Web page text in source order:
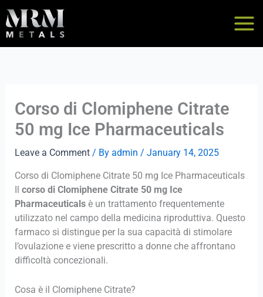
to
content
Corso di Clomiphene Citrate
50 mg Ice Pharmaceuticals
Leave a Comment / By admin / January 14, 2025
Corso di Clomiphene Citrate 50 mg Ice Pharmaceuticals
Il corso di Clomiphene Citrate 50 mg Ice
Pharmaceuticalsè un trattamento frequentemente
utilizzato nel campo della medicina riproduttiva. Questo
farmaco si distingue per la sua capacità di stimolare
l’ovulazione e viene prescritto a donne che affrontano
difficoltà concezionali.
Cosa è il Clomiphene Citrate?